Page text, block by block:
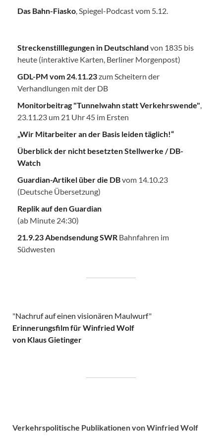
Das Bahn-Fiasko, Spiegel-Podcast vom 5.12.
Streckenstilllegungen in Deutschland von 1835 bis
heute (interaktive Karten, Berliner Morgenpost)
GDL-PM vom 24.11.23zum Scheitern der
Verhandlungen mit der DB
Monitorbeitrag "Tunnelwahn statt Verkehrswende",
23.11.23 um 21 Uhr 45 im Ersten
„Wir Mitarbeiter an der Basis leiden täglich!“
Überblick der nicht besetzten Stellwerke / DB-
Watch
Guardian-Artikel über die DBvom 14.10.23
(Deutsche Übersetzung)
Replik auf den Guardian
(ab Minute 24:30)
21.9.23 Abendsendung SWR Bahnfahren im
Südwesten
"Nachruf auf einen visionären Maulwurf"
Erinnerungsfilm für Winfried Wolf
von Klaus Gietinger
Verkehrspolitische Publikationen von Winfried Wolf